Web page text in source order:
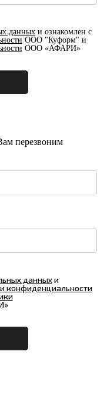
данныхи ознакомлен с
ООО "Куформ" и
ООО «АФАРИ»
перезвоним
данныхи
конфиденциальности